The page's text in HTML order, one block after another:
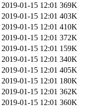
2019-01-15 12:01 369K
2019-01-15 12:01 403K
2019-01-15 12:01 410K
2019-01-15 12:01 372K
2019-01-15 12:01 159K
2019-01-15 12:01 340K
2019-01-15 12:01 405K
2019-01-15 12:01 180K
2019-01-15 12:01 362K
2019-01-15 12:01 360K